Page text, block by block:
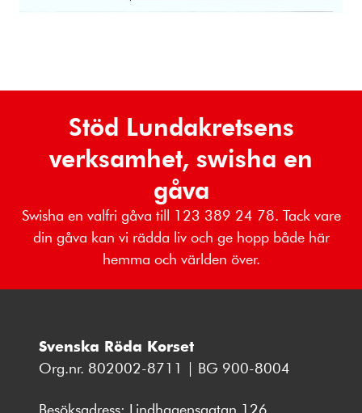
Stöd Lundakretsens
verksamhet, swisha en
gåva
Swisha en valfri gåva till 123 389 24 78. Tack vare
din gåva kan vi rädda liv och ge hopp både här
hemma och världen över.
Svenska Röda Korset
Org.nr. 802002-8711 | BG 900-8004
Besöksadress: Lindhagensgatan 126